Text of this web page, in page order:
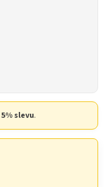
5% slevu.